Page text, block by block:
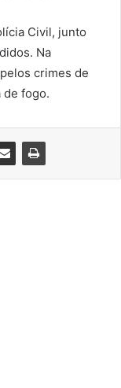
Civil, junto
Na
crimes de
de fogo.